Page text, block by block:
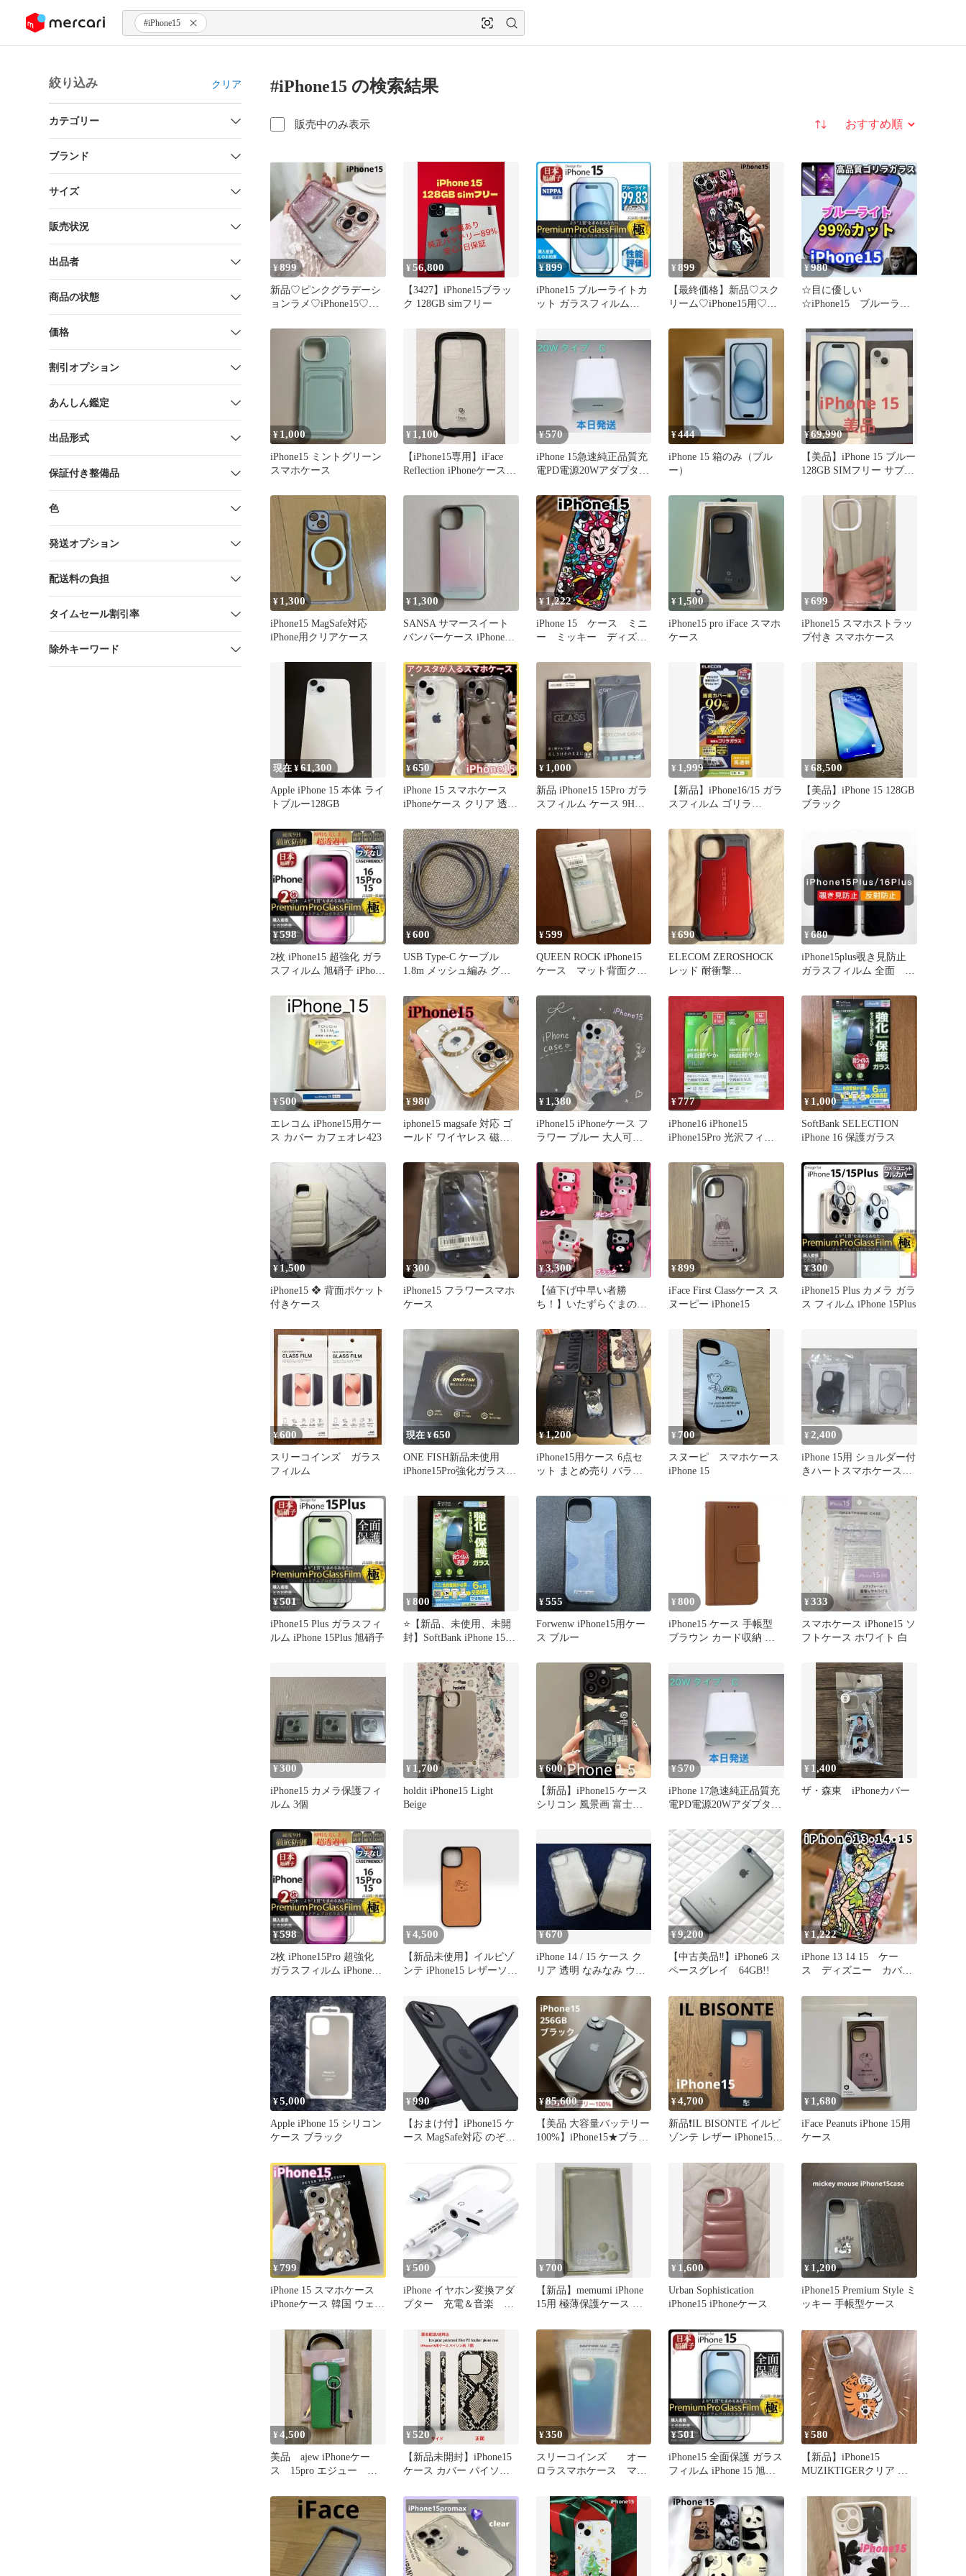
ツにスキップ #iPhone15
絞り込み クリア
カテゴリー
ブランド
サイズ
販売状況
出品者
商品の状態
価格
割引オプション
あんしん鑑定
出品形式
保証付き整備品
色
発送オプション
配送料の負担
タイムセール割引率
除外キーワード
#iPhone15 の検索結果
販売中のみ表示 並び替え
¥899
新品♡ピンクグラデーシ
ョンラメ♡iPhone15♡カ
ース♡
¥56,800
【3427】iPhone15ブラッ
ク 128GB simフリー
¥899
iPhone15 ブルーライトカ
ット ガラスフィルム
¥899
【最終価格】新品♡スク
リーム♡iPhone15用♡衝
¥980
☆目に優しい
☆iPhone15 ブルーライ
ルム
¥ 1,000
iPhone15 ミントグリーン
スマホケース
¥ 1,100
【iPhone15専用】iFace
Reflection iPhoneケース
¥570
iPhone 15急速純正品質充
電PD電源20Wアダプター
¥444
iPhone 15 箱のみ（ブル
ー）
¥69,990
【美品】iPhone 15 ブルー
128GB SIMフリー サブ機
¥ 1,300
iPhone15 MagSafe対応
iPhone用クリアケース
¥ 1,300
SANSA サマースイート
バンパーケース iPhone15
¥ 1,222
iPhone 15 ケース ミニ
ー ミッキー ディズニ
¥ 1,500
iPhone15 pro iFace スマホ
ケース
¥699
iPhone15 スマホストラッ
プ付き スマホケース
現在 ¥61,300
Apple iPhone 15 本体 ライ
トブルー128GB
¥650
iPhone 15 スマホケース
iPhoneケース クリア 透明
¥ 1,000
新品 iPhone15 15Pro ガラ
スフィルム ケース 9H
¥ 1,999
【新品】iPhone16/15 ガラ
スフィルム ゴリラ
¥68,500
【美品】iPhone 15 128GB
ブラック
¥598
2枚 iPhone15 超強化 ガラ
スフィルム 旭硝子 iPhone
¥600
USB Type-C ケーブル
1.8m メッシュ編み グレ
¥599
QUEEN ROCK iPhone15
ケース マット背面クリ
¥690
ELECOM ZEROSHOCK
レッド 耐衝撃
¥680
iPhone15plus覗き見防止
ガラスフィルム 全面 指
¥500
エレコム iPhone15用ケー
ス カバー カフェオレ423
¥980
iphone15 magsafe 対応 ゴ
ールド ワイヤレス 磁気
¥ 1,380
iPhone15 iPhoneケース フ
ラワー ブルー 大人可愛
¥777
iPhone16 iPhone15
iPhone15Pro 光沢フィル
¥ 1,000
SoftBank SELECTION
iPhone 16 保護ガラス
¥1,500
iPhone15 ❖ 背面ポケット
付きケース
¥300
iPhone15 フラワースマホ
ケース
¥3,300
【値下げ中早い者勝
ち！】いたずらぐまのグ
リコン立体
¥899
iFace First Classケース ス
ヌーピー iPhone15
¥300
iPhone15 Plus カメラ ガラ
ス フィルム iPhone 15Plus
¥600
スリーコインズ ガラス
フィルム
現在 ¥650
ONE FISH新品未使用
iPhone15Pro強化ガラスフ
¥1,200
iPhone15用ケース 6点セ
ット まとめ売り バラ売
¥ 700
スヌーピ スマホケース
iPhone 15
¥ 2,400
iPhone 15用 ショルダー付
きハートスマホケースセ
¥501
iPhone15 Plus ガラスフィ
ルム iPhone 15Plus 旭硝子
¥800
⭐️【新品、未使用、未開
封】SoftBank iPhone 15保
¥555
Forwenw iPhone15用ケー
ス ブルー
¥ 800
iPhone15 ケース 手帳型
ブラウン カード収納 ス
¥333
スマホケース iPhone15 ソ
フトケース ホワイト 白
¥300
iPhone15 カメラ保護フィ
ルム 3個
¥ 1,700
holdit iPhone15 Light
Beige
¥600
【新品】iPhone15 ケース
シリコン 風景画 富士山
¥570
iPhone 17急速純正品質充
電PD電源20Wアダプター
¥ 1,400
ザ・森東 iPhoneカバー
¥598
2枚 iPhone15Pro 超強化
ガラスフィルム iPhone
¥ 4,500
【新品未使用】イルビゾ
ンテ iPhone15 レザーソフ
¥670
iPhone 14 / 15 ケース ク
リア 透明 なみなみ ウェ
¥9,200
【中古美品‼︎】iPhone6 ス
ペースグレイ 64GB!!
¥ 1,222
iPhone 13 14 15 ケー
ス ディズニー カバ
¥5,000
Apple iPhone 15 シリコン
ケース ブラック
¥990
【おまけ付】iPhone15 ケ
ース MagSafe対応 のぞき
¥85,600
【美品 大容量バッテリー
100%】iPhone15★ブラッ
¥4,700
新品❗️IL BISONTE イルビ
ゾンテ レザー iPhone15ケ
¥ 1,680
iFace Peanuts iPhone 15用
ケース
¥799
iPhone 15 スマホケース
iPhoneケース 韓国 ウェー
¥500
iPhone イヤホン変換アダ
プター 充電＆音楽
ング変換 Bluetooth不要
¥ 700
【新品】memumi iPhone
15用 極薄保護ケース ク
¥ 1,600
Urban Sophistication
iPhone15 iPhoneケース
¥ 1,200
iPhone15 Premium Style ミ
ッキー 手帳型ケース
¥4,500
美品 ajew iPhoneケー
ス 15pro エジュー グ
¥520
【新品未開封】iPhone15
ケース カバー パイソ
¥350
スリーコインズ オー
ロラスマホケース マッ
¥501
iPhone15 全面保護 ガラス
フィルム iPhone 15 旭硝
¥580
【新品】iPhone15
MUZIKTIGERクリア 韓